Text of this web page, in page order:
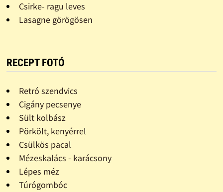
Csirke- ragu leves
Lasagne görögösen
RECEPT FOTÓ
Retró szendvics
Cigány pecsenye
Sült kolbász
Pörkölt, kenyérrel
Csülkös pacal
Mézeskalács - karácsony
Lépes méz
Túrógombóc